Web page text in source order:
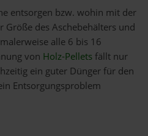
entsorgen bzw. wohin mit der
Größe des Aschebehälters und
alle 6 bis 16
von Holz-Pelletsfällt nur
ein guter Dünger für den
Entsorgungsproblem